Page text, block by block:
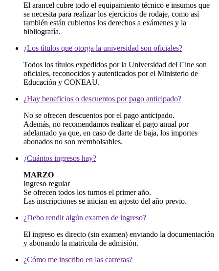
El arancel cubre todo el equipamiento técnico e insumos que
se necesita para realizar los ejercicios de rodaje, como así
también están cubiertos los derechos a exámenes y la
bibliografía.
¿Los títulos que otorga la universidad son oficiales?
Todos los títulos expedidos por la Universidad del Cine son
oficiales, reconocidos y autenticados por el Ministerio de
Educación y CONEAU.
¿Hay beneficios o descuentos por pago anticipado?
No se ofrecen descuentos por el pago anticipado.
Además, no recomendamos realizar el pago anual por
adelantado ya que, en caso de darte de baja, los importes
abonados no son reembolsables.
¿Cuántos ingresos hay?
MARZO
Ingreso regular
Se ofrecen todos los turnos el primer año.
Las inscripciones se inician en agosto del año previo.
¿Debo rendir algún examen de ingreso?
El ingreso es directo (sin examen) enviando la documentación
y abonando la matrícula de admisión.
¿Cómo me inscribo en las carreras?